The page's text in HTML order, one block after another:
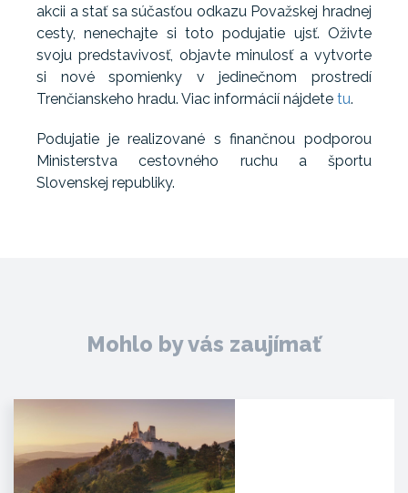
akcii a stať sa súčasťou odkazu Považskej hradnej
cesty, nenechajte si toto podujatie ujsť. Oživte
svoju predstavivosť, objavte minulosť a vytvorte
si nové spomienky v jedinečnom prostredí
Trenčianskeho hradu. Viac informácií nájdete tu.
Podujatie je realizované s finančnou podporou
Ministerstva cestovného ruchu a športu
Slovenskej republiky.
Mohlo by vás zaujímať